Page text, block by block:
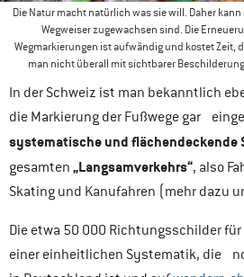
Die Natur macht natürlich was sie will. Daher kann
Wegweiser zugewachsen sind. Die
Wegmarkierungen ist aufwändig und kostet Zeit,
man nicht überall mit sichtbarer
In der Schweiz ist man bekanntlich
die Markierung der Fußwege gar
systematische und flächendeckende
gesamten „Langsamverkehrs“, also
Skating und Kanufahren (mehr dazu
Die etwa 50 000 Richtungsschilder
einer einheitlichen Systematik, die